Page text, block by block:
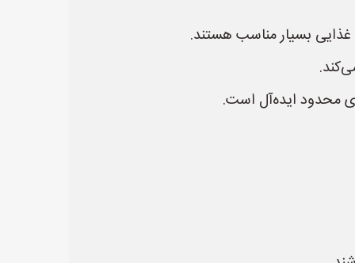
غذایی بسیار مناسب هستند.
محدود ایده‌آل است.